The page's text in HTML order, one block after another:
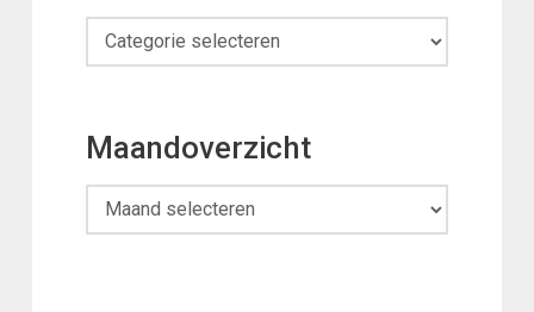
Categorieën
Maandoverzicht
Maandoverzicht